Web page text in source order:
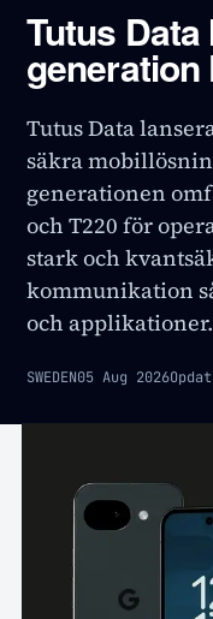
Tutus
generation
Tutus Data
säkra
generationen
och T220 för
stark och
kommunikation
och applikationer.
SWEDEN05 Aug 2026